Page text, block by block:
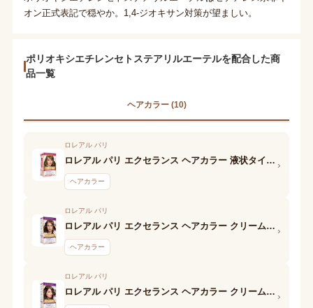
オン正式表記で穏やか。1,4-ジオキサン対策が望ましい。
ポリオキシエチレンセトステアリルエーテルを配合した商
品一覧
ヘアカラー (10)
ロレアル パリ
ロレアル パリ エクセランス ヘアカラー 液状タイプ 2剤
ヘアカラー
›
ロレアル パリ
ロレアル パリ エクセランス ヘアカラー クリームタイプ (6NB やや明るい自然な栗色) 1剤
ヘアカラー
›
ロレアル パリ
ロレアル パリ エクセランス ヘアカラー クリームタイプ (6FM) (2剤) ›